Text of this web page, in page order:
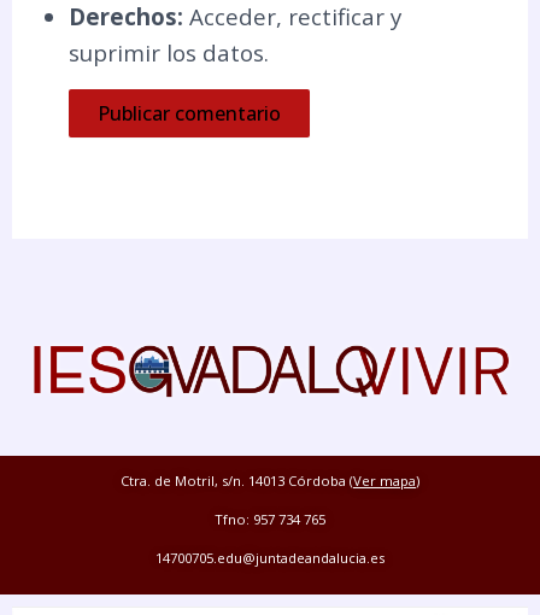
Derechos: Acceder, rectificar y
suprimir los datos.
Ctra. de Motril, s/n. 14013 Córdoba (Ver mapa)
Tfno: 957 734 765
14700705.edu@juntadeandalucia.es